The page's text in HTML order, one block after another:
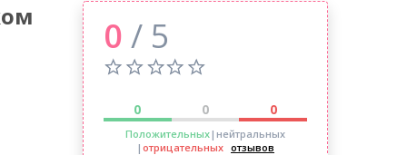
0 / 5
0 0 0
Положительных|нейтральных
| отрицательных отзывов